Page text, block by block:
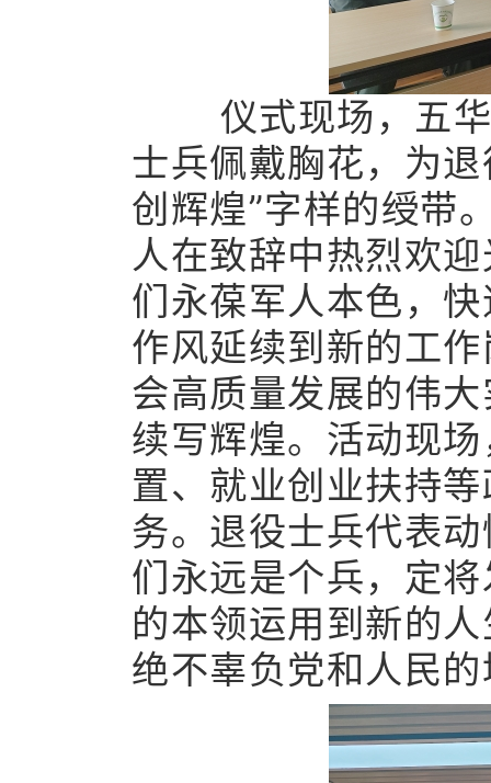
仪式现场，五华
士兵佩戴胸花，‌为
创辉煌”字样的绶带
人‌在致辞中‌热烈欢
们永葆军人本色，‌
作风‌延续到‌新的工
会高质量发展的‌伟
续写辉煌。活动现
置、就业创业扶持
务。退役士兵代表‌
们‌永远是个兵，‌定
的‌本领‌运用到‌新的‌人
绝不辜负‌党和人民